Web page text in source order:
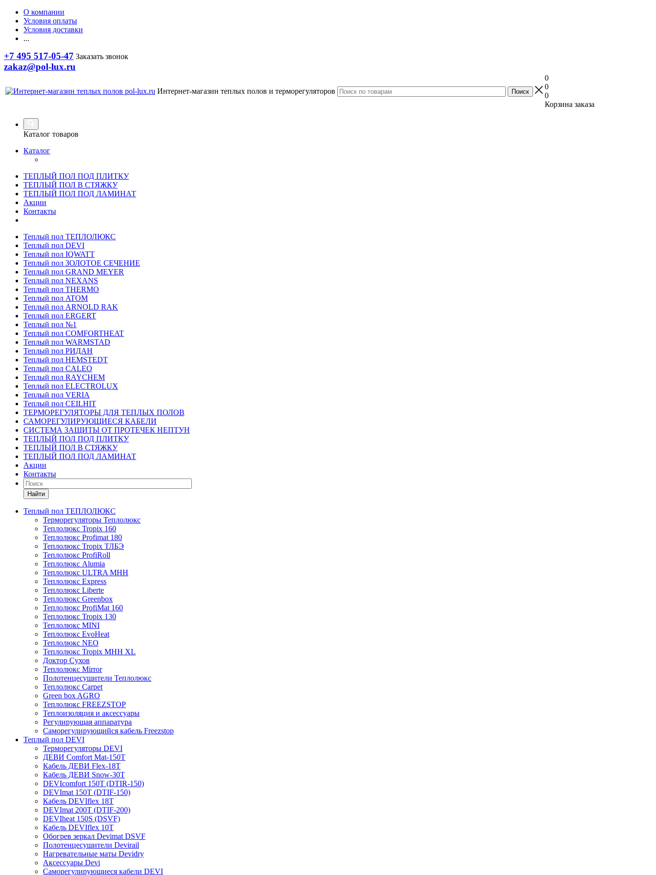
О компании
Условия оплаты
Условия доставки
...
+7 495 517-05-47 Заказать звонок
zakaz@pol-lux.ru
Интернет-магазин теплых полов и терморегуляторов
0
0
0
Корзина заказа
Каталог товаров
Каталог
ТЕПЛЫЙ ПОЛ ПОД ПЛИТКУ
ТЕПЛЫЙ ПОЛ В СТЯЖКУ
ТЕПЛЫЙ ПОЛ ПОД ЛАМИНАТ
Акции
Контакты
Теплый пол ТЕПЛОЛЮКС
Теплый пол DEVI
Теплый пол IQWATT
Теплый пол ЗОЛОТОЕ СЕЧЕНИЕ
Теплый пол GRAND MEYER
Теплый пол NEXANS
Теплый пол THERMO
Теплый пол ATOM
Теплый пол ARNOLD RAK
Теплый пол ERGERT
Теплый пол №1
Теплый пол COMFORTHEAT
Теплый пол WARMSTAD
Теплый пол РИДАН
Теплый пол HEMSTEDT
Теплый пол CALEO
Теплый пол RAYCHEM
Теплый пол ELECTROLUX
Теплый пол VERIA
Теплый пол CEILHIT
ТЕРМОРЕГУЛЯТОРЫ ДЛЯ ТЕПЛЫХ ПОЛОВ
САМОРЕГУЛИРУЮЩИЕСЯ КАБЕЛИ
СИСТЕМА ЗАЩИТЫ ОТ ПРОТЕЧЕК НЕПТУН
ТЕПЛЫЙ ПОЛ ПОД ПЛИТКУ
ТЕПЛЫЙ ПОЛ В СТЯЖКУ
ТЕПЛЫЙ ПОЛ ПОД ЛАМИНАТ
Акции
Контакты
Найти
Теплый пол ТЕПЛОЛЮКС
Терморегуляторы Теплолюкс
Теплолюкс Tropix 160
Теплолюкс Profimat 180
Теплолюкс Tropix ТЛБЭ
Теплолюкс ProfiRoll
Теплолюкс Alumia
Теплолюкс ULTRA МНН
Теплолюкс Express
Теплолюкс Liberte
Теплолюкс Greenbox
Теплолюкс ProfiMat 160
Теплолюкс Tropix 130
Теплолюкс MINI
Теплолюкс EvoHeat
Теплолюкс NEO
Теплолюкс Tropix МНН XL
Доктор Сухов
Теплолюкс Mirror
Полотенцесушители Теплолюкс
Теплолюкс Carpet
Green box AGRO
Теплолюкс FREEZSTOP
Теплоизоляция и аксессуары
Регулирующая аппаратура
Cаморегулирующийся кабель Freezstop
Теплый пол DEVI
Терморегуляторы DEVI
ДЕВИ Comfort Mat-150T
Кабель ДЕВИ Flex-18T
Кабель ДЕВИ Snow-30T
DEVIcomfort 150T (DTIR-150)
DEVImat 150T (DTIF-150)
Кабель DEVIflex 18T
DEVImat 200T (DTIF-200)
DEVIheat 150S (DSVF)
Кабель DEVIflex 10T
Обогрев зеркал Devimat DSVF
Полотенцесушители Devirail
Нагревательные маты Devidry
Аксессуары Devi
Саморегулирующиеся кабели DEVI